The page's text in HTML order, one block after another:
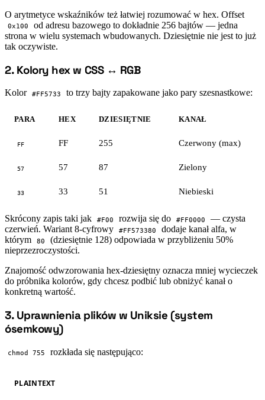
O arytmetyce wskaźników też łatwiej rozumować w hex. Offset
0x100
od adresu bazowego to dokładnie 256 bajtów — jedna
strona w wielu systemach wbudowanych. Dziesiętnie nie jest to już
tak oczywiste.
#
2. Kolory hex w CSS ↔ RGB
Kolor #FF5733 to trzy bajty zapakowane jako pary szesnastkowe:
PARA HEX DZIESIĘTNIE KANAŁ
FF FF 255 Czerwony (max)
57 57 87 Zielony
33 33 51 Niebieski
Skrócony zapis taki jak #F00 rozwija się do #FF0000
— czysta
czerwień. Wariant 8-cyfrowy
#FF573380
dodaje kanał alfa, w
którym
80
(dziesiętnie 128) odpowiada w przybliżeniu 50%
nieprzezroczystości.
Znajomość odwzorowania hex-dziesiętny oznacza mniej wycieczek
do próbnika kolorów, gdy chcesz podbić lub obniżyć kanał o
konkretną wartość.
#
3. Uprawnienia plików w Uniksie (system
ósemkowy)
chmod 755 rozkłada się następująco:
PLAINTEXT